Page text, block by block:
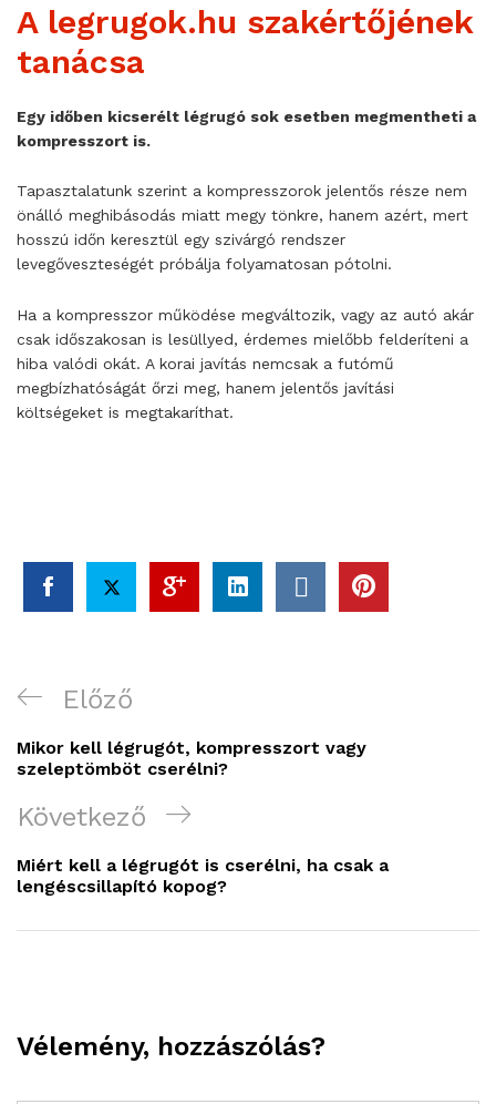
A legrugok.hu szakértőjének
tanácsa
Egy időben kicserélt légrugó sok esetben megmentheti a
kompresszort is.
Tapasztalatunk szerint a kompresszorok jelentős része nem
önálló meghibásodás miatt megy tönkre, hanem azért, mert
hosszú időn keresztül egy szivárgó rendszer
levegőveszteségét próbálja folyamatosan pótolni.
Ha a kompresszor működése megváltozik, vagy az autó akár
csak időszakosan is lesüllyed, érdemes mielőbb felderíteni a
hiba valódi okát. A korai javítás nemcsak a futómű
megbízhatóságát őrzi meg, hanem jelentős javítási
költségeket is megtakaríthat.
Előző
Mikor kell légrugót, kompresszort vagy
szeleptömböt cserélni?
Következő
Miért kell a légrugót is cserélni, ha csak a
lengéscsillapító kopog?
Vélemény, hozzászólás?